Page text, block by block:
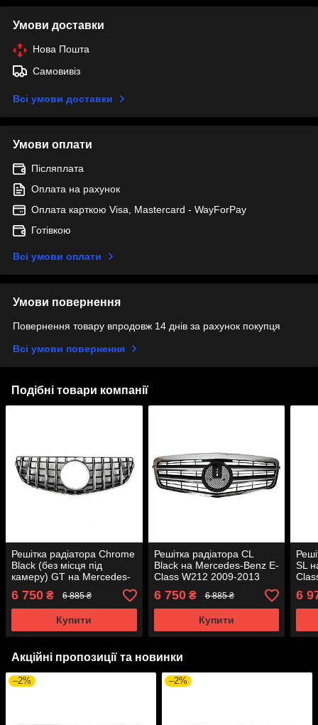
Умови доставки
Нова Пошта
Самовивіз
Всі умови доставки
Умови оплати
Післяплата
Оплата на рахунок
Оплата карткою Visa, Mastercard - WayForPay
Готівкою
Всі умови оплати
Умови повернення
Повернення товару впродовж 14 днів за рахунок покупця
Всі умови повернення
Подібні товари компанії
Решітка радіатора Chrome
Black (без місця під
камеру) GT на Mercedes-
Benz E-Class Coupe C207
2013-2017 року
6 750 ₴ 6 885 ₴
Купити
Решітка радіатора CL
Black на Mercedes-Benz E-
Class W212 2009-2013
року
6 750₴ 6 885 ₴
Купити
SL
року
6
Акційні пропозиції та новинки
–2% –2%